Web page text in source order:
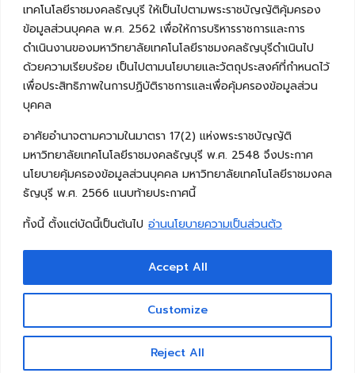
เทคโนโลยีราชมงคลธัญบุรี ให้เป็นไปตามพระราชบัญญัติคุ้มครอง
ข้อมูลส่วนบุคคล พ.ศ. 2562 เพื่อให้การบริหารราชการและการ
ดำเนินงานของมหาวิทยาลัยเทคโนโลยีราชมงคลธัญบุรีดำเนินไป
ด้วยความเรียบร้อย เป็นไปตามนโยบายและวัตถุประสงค์ที่กำหนดไว้
เพื่อประสิทธิภาพในการปฏิบัติราชการและเพื่อคุ้มครองข้อมูลส่วน
บุคคล
อาศัยอำนาจตามความในมาตรา 17(2) แห่งพระราชบัญญัติ
มหาวิทยาลัยเทคโนโลยีราชมงคลธัญบุรี พ.ศ. 2548 จึงประกาศ
นโยบายคุ้มครองข้อมูลส่วนบุคคล มหาวิทยาลัยเทคโนโลยีราชมงคล
ธัญบุรี พ.ศ. 2566 แนบท้ายประกาศนี้
ทั้งนี้ ตั้งแต่บัดนี้เป็นต้นไป อ่านนโยบายความเป็นส่วนตัว
Customize
Reject All
Accept All
Copyright © 2026 คณะวิศวกรรมศาสตร์ มหาวิทยาลัย
เทคโนโลยีราชมงคลธัญบุรี